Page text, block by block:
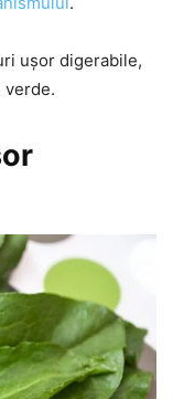
ușor digerabile,
verde.